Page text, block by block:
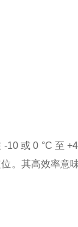
或 0 °C 至
。其高效率意